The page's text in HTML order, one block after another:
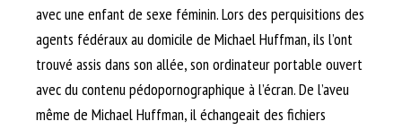
avec une enfant de sexe féminin. Lors des perquisitions des
agents fédéraux au domicile de Michael Huffman, ils l’ont
trouvé assis dans son allée, son ordinateur portable ouvert
avec du contenu pédopornographique à l’écran. De l’aveu
même de Michael Huffman, il échangeait des fichiers